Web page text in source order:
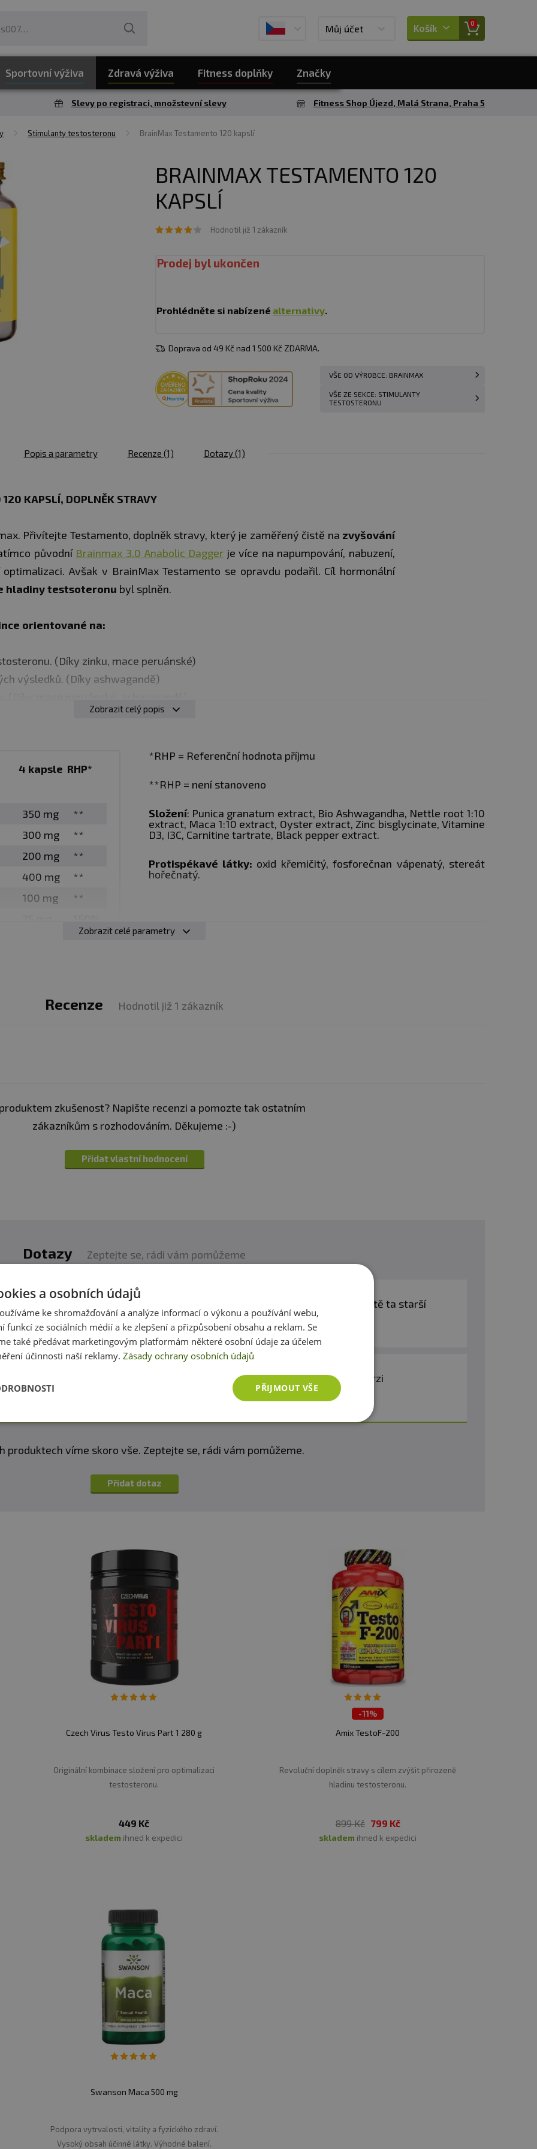
Můj účet Košík 0
Sportovní výživa Zdravá výživa Fitness doplňky Značky
Slevy po registraci, množstevní slevy Fitness Shop Újezd, Malá Strana, Praha 5
Stimulanty testosteronu BrainMax Testamento 120 kapslí
BRAINMAX TESTAMENTO 120
KAPSLÍ
Hodnotil již 1 zákazník
Prodej byl ukončen
Prohlédněte si nabízené alternativy.
Doprava od 49 Kč nad 1 500 Kč ZDARMA.
VŠE OD VÝROBCE: BRAINMAX
VŠE ZE SEKCE: STIMULANTY
TESTOSTERONU
Popis a parametry Recenze (1) Dotazy(1)
KAPSLÍ, DOPLNĚK STRAVY
Přivítejte Testamento, doplněk stravy, který je zaměřený čistě na zvyšování
původní Brainmax 3.0 Anabolic Dagger je více na napumpování, nabuzení,
Avšak v BrainMax Testamento se opravdu podařil. Cíl hormonální
hladiny testsoteronu byl splněn.
orientované na:
(Díky zinku, mace peruánské)
výsledků. (Díky ashwagandě)
netréninkové dny ráno s jídlem.
s
vždy před tréninkem.
Testamento?
dny užívat TESTAMENTO a v případě tréninku před tréninkem
teplotě na suchém tmavém místě.
Zobrazit celý popis
4 kapsle RHP*
350 mg
**
300 mg
**
200 mg
**
400 mg
**
100 mg
**
**
*RHP = Referenční hodnota příjmu
**RHP = není stanoveno
Složení: Punica granatum extract, Bio Ashwagandha, Nettle root 1:10
extract, Maca 1:10 extract, Oyster extract, Zinc bisglycinate, Vitamine
D3, I3C, Carnitine tartrate, Black pepper extract.
Protispékavé látky: oxid křemičitý, fosforečnan vápenatý, stereát
hořečnatý.
Zobrazit celé parametry
Recenze Hodnotil již 1 zákazník
zkušenost? Napište recenzi a pomozte tak ostatním
zákazníkům s rozhodováním. Děkujeme :-)
Přidat vlastní hodnocení
Dotazy Zeptejte se, rádi vám pomůžeme
Jedná se o novou verzi která obsahuje 75 mg zinku a 1500 ui d3 nebo je to ještě ta starší
varianta která má 15 mg zinku. Děkuji
Dobrý den, děkujeme za upozornění. Složení je již opraveno, máme novou verzi
testamenta. Přeji pěkný den, Tereza
produktech víme skoro vše. Zeptejte se, rádi vám pomůžeme.
Přidat dotaz
Czech Virus Testo Virus Part 1 280 g
Originální kombinace složení pro optimalizaci
testosteronu.
449 Kč
skladem ihned k expedici
-11%
Amix TestoF-200
Revoluční doplněk stravy s cílem zvýšit přirozeně
hladinu testosteronu.
899 Kč 799 Kč
skladem ihned k expedici
Swanson Maca 500 mg
Podpora vytrvalosti, vitality a fyzického zdraví.
Vysoký obsah účinné látky. Výhodné balení.
a osobních údajů
ke shromažďování a analýze informací o výkonu a používání webu,
funkcí ze sociálních médií a ke zlepšení a přizpůsobení obsahu a reklam. Se
také předávat marketingovým platformám některé osobní údaje za účelem
účinnosti naší reklamy. Zásady ochrany osobních údajů
PŘIJMOUT VŠE